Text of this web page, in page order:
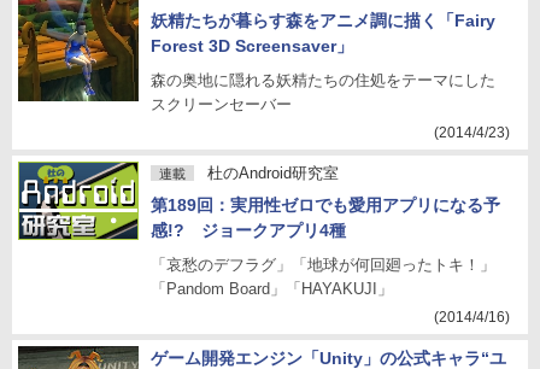
妖精たちが暮らす森をアニメ調に描く「Fairy
Forest 3D Screensaver」
森の奥地に隠れる妖精たちの住処をテーマにした
スクリーンセーバー
(2014/4/23)
連載 杜のAndroid研究室
第189回：実用性ゼロでも愛用アプリになる予
感!? ジョークアプリ4種
「哀愁のデフラグ」「地球が何回廻ったトキ！」
「Pandom Board」「HAYAKUJI」
(2014/4/16)
ゲーム開発エンジン「Unity」の公式キャラ“ユ